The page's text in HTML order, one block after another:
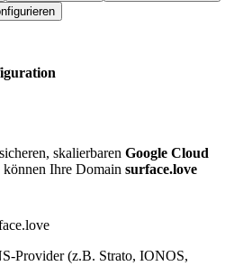
skalierbaren Google Cloud
können Ihre Domain surface.love
Provider (z.B. Strato, IONOS,